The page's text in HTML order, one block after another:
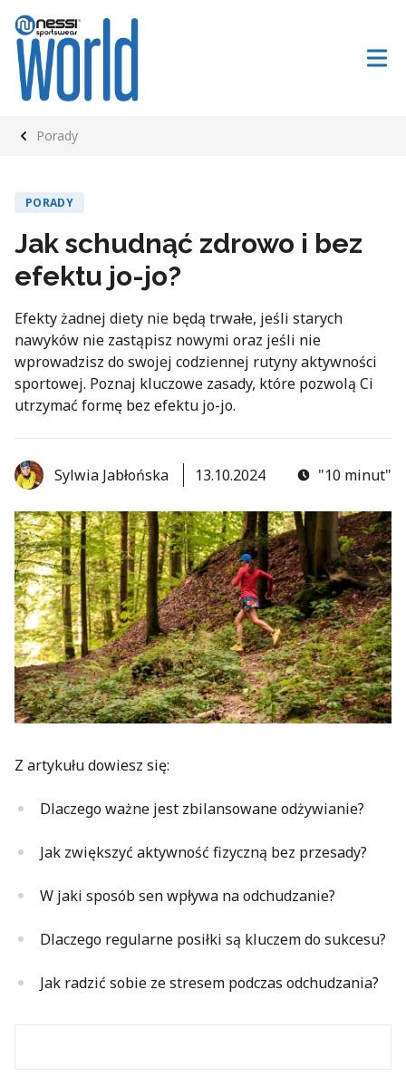
Porady
PORADY
Jak schudnąć zdrowo i bez
efektu jo-jo?
Efekty żadnej diety nie będą trwałe, jeśli starych
nawyków nie zastąpisz nowymi oraz jeśli nie
wprowadzisz do swojej codziennej rutyny aktywności
sportowej. Poznaj kluczowe zasady, które pozwolą Ci
utrzymać formę bez efektu jo-jo.
Sylwia Jabłońska 13.10.2024 "10 minut"
Z artykułu dowiesz się:
Dlaczego ważne jest zbilansowane odżywianie?
Jak zwiększyć aktywność fizyczną bez przesady?
W jaki sposób sen wpływa na odchudzanie?
Dlaczego regularne posiłki są kluczem do sukcesu?
Jak radzić sobie ze stresem podczas odchudzania?